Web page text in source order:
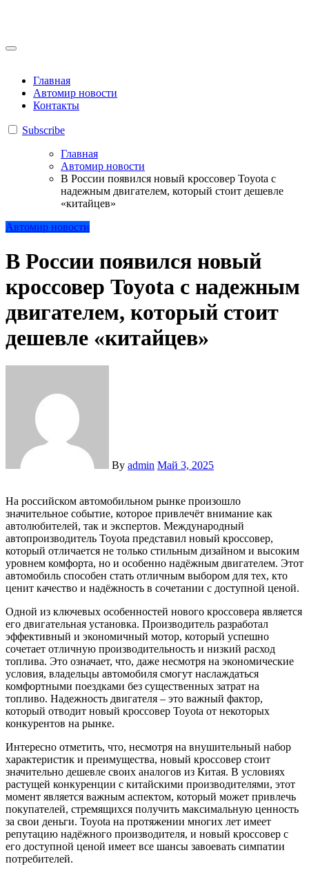
content
Главная
Автомир новости
Контакты
Subscribe
Главная
Автомир новости
В России появился новый кроссовер Toyota с
надежным двигателем, который стоит дешевле
«китайцев»
Автомир новости
В России появился новый
кроссовер Toyota с надежным
двигателем, который стоит
дешевле «китайцев»
By admin Май 3, 2025
На российском автомобильном рынке произошло
значительное событие, которое привлечёт внимание как
автолюбителей, так и экспертов. Международный
автопроизводитель Toyota представил новый кроссовер,
который отличается не только стильным дизайном и высоким
уровнем комфорта, но и особенно надёжным двигателем. Этот
автомобиль способен стать отличным выбором для тех, кто
ценит качество и надёжность в сочетании с доступной ценой.
Одной из ключевых особенностей нового кроссовера является
его двигательная установка. Производитель разработал
эффективный и экономичный мотор, который успешно
сочетает отличную производительность и низкий расход
топлива. Это означает, что, даже несмотря на экономические
условия, владельцы автомобиля смогут наслаждаться
комфортными поездками без существенных затрат на
топливо. Надежность двигателя – это важный фактор,
который отводит новый кроссовер Toyota от некоторых
конкурентов на рынке.
Интересно отметить, что, несмотря на внушительный набор
характеристик и преимущества, новый кроссовер стоит
значительно дешевле своих аналогов из Китая. В условиях
растущей конкуренции с китайскими производителями, этот
момент является важным аспектом, который может привлечь
покупателей, стремящихся получить максимальную ценность
за свои деньги. Toyota на протяжении многих лет имеет
репутацию надёжного производителя, и новый кроссовер с
его доступной ценой имеет все шансы завоевать симпатии
потребителей.